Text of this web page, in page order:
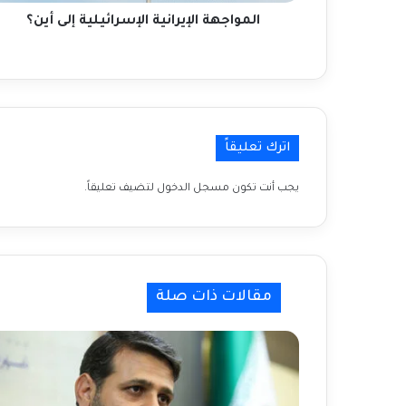
آسيا والشرق الاوسط
مجلة آسيا بوست- العدد السادس- منتدى
مجلة آسيا بوست – العدد الخامس – منتدى
آسيا والشرق الأوسط
آسيا والشرق الأوسط
المواجهة الإيرانية الإسرائيلية إلى أين؟
اترك تعليقاً
يجب أنت تكون مسجل الدخول لتضيف تعليقاً.
مقالات ذات صلة